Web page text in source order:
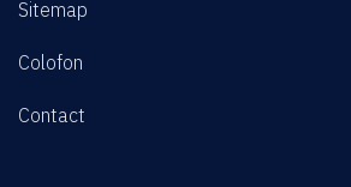
Sitemap
Colofon
Contact